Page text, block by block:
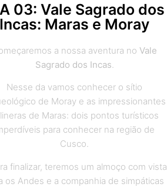
03: Vale Sagrado dos
Incas: Maras e Moray
a nossa aventura noVale
Sagrado dos Incas.
Nesse da vamos conhecer o sítio
de Moray e as impressionantes
de Maras: dois pontos turísticos
para conhecer na região de
Cusco.
finalizar, teremos um almoço com vista
os Andes e a companhia de simpáticas